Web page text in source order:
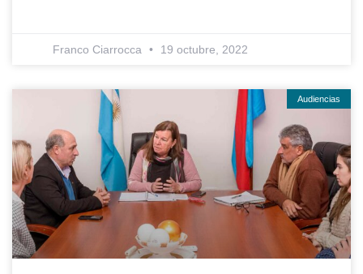
Franco Ciarrocca 19 octubre, 2022
Audiencias